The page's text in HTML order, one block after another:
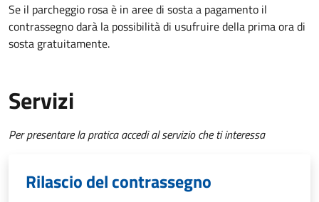
Se il parcheggio rosa è in aree di sosta a pagamento il
contrassegno darà la possibilità di usufruire della prima ora di
sosta gratuitamente.
Servizi
Per presentare la pratica accedi al servizio che ti interessa
Rilascio del contrassegno